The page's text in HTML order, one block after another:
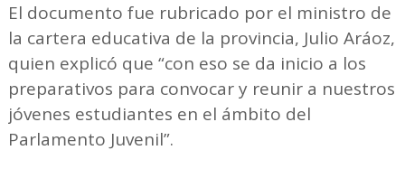
El documento fue rubricado por el ministro de
la cartera educativa de la provincia, Julio Aráoz,
quien explicó que “con eso se da inicio a los
preparativos para convocar y reunir a nuestros
jóvenes estudiantes en el ámbito del
Parlamento Juvenil”.